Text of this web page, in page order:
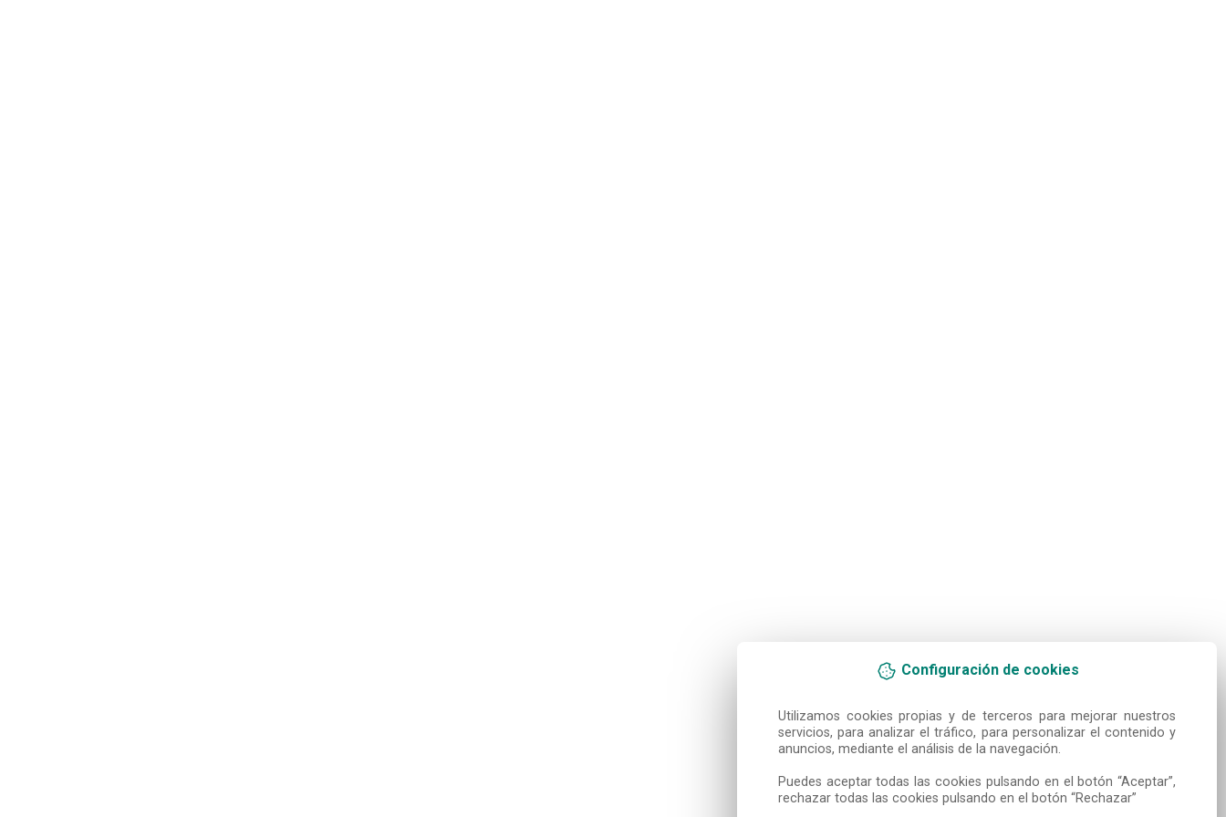
Configuración de cookies
Utilizamos cookies propias y de terceros para mejorar nuestros
servicios, para analizar el tráfico, para personalizar el contenido y
anuncios, mediante el análisis de la navegación.
Puedes aceptar todas las cookies pulsando en el botón “Aceptar”,
rechazar todas las cookies pulsando en el botón “Rechazar”